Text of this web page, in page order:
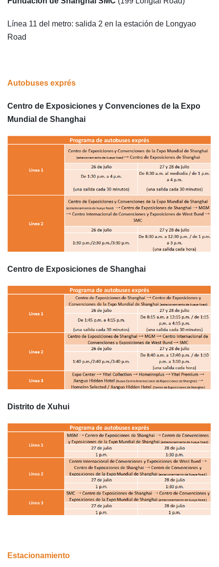
Línea 11 del metro: salida 2 en la estación de Longyao
Road
Autobuses exprés
Centro de Exposiciones y Convenciones de la Expo
Mundial de Shanghai
Centro de Exposiciones de Shanghai
Distrito de Xuhui
Estacionamiento